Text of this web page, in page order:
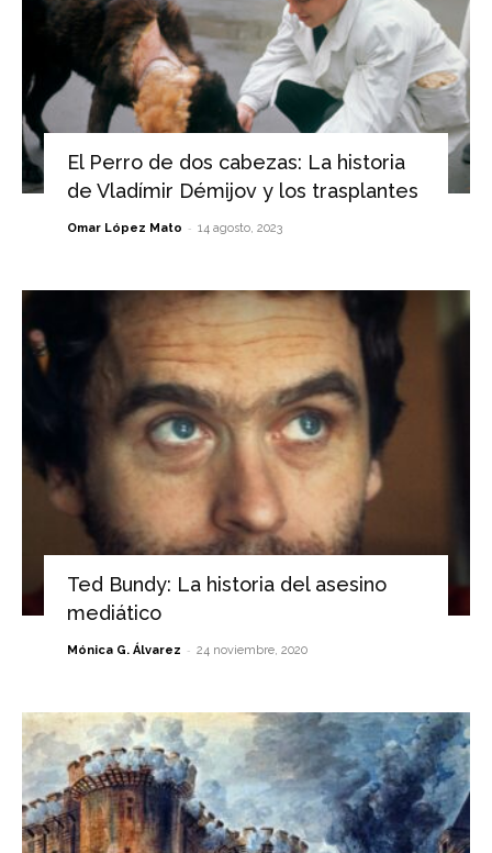
El Perro de dos cabezas: La historia
de Vladímir Démijov y los trasplantes
Omar López Mato - 14 agosto, 2023
Ted Bundy: La historia del asesino
mediático
Mónica G. Álvarez - 24 noviembre, 2020